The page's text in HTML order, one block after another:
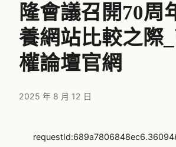
隆會議召開70周
養網站比較之際
權論壇官網
2025 年 8 月 12 日